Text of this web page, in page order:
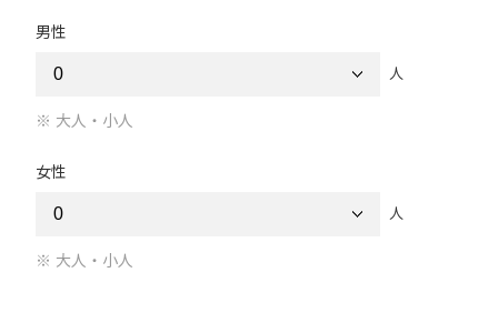
男性
人
大人・小人
女性
人
大人・小人